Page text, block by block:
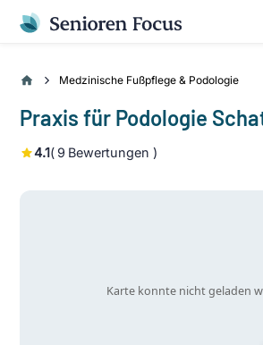
Medzinische Fußpflege & Podologie
Praxis für Podologie
4.1( 9 Bewertungen )